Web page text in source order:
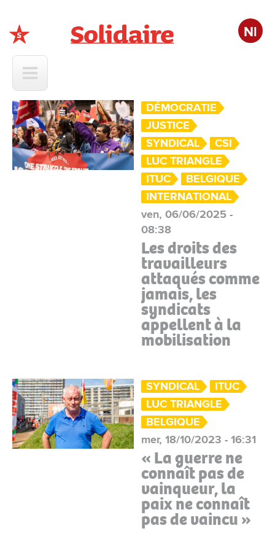
Nl
DÉMOCRATIE
JUSTICE
SYNDICAL
CSI
LUC TRIANGLE
ITUC
BELGIQUE
INTERNATIONAL
ven, 06/06/2025 -
08:38
Les droits des
travailleurs
attaqués comme
jamais, les
syndicats
appellent à la
mobilisation
SYNDICAL
ITUC
LUC TRIANGLE
BELGIQUE
mer, 18/10/2023 - 16:31
« La guerre ne
connaît pas de
vainqueur, la
paix ne connaît
pas de vaincu »